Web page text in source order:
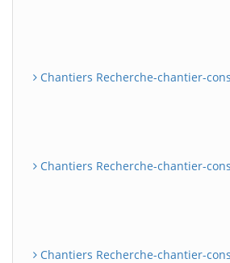
Chantiers Recherche-chantier-
Chantiers Recherche-chantier-
Chantiers Recherche-chantier-